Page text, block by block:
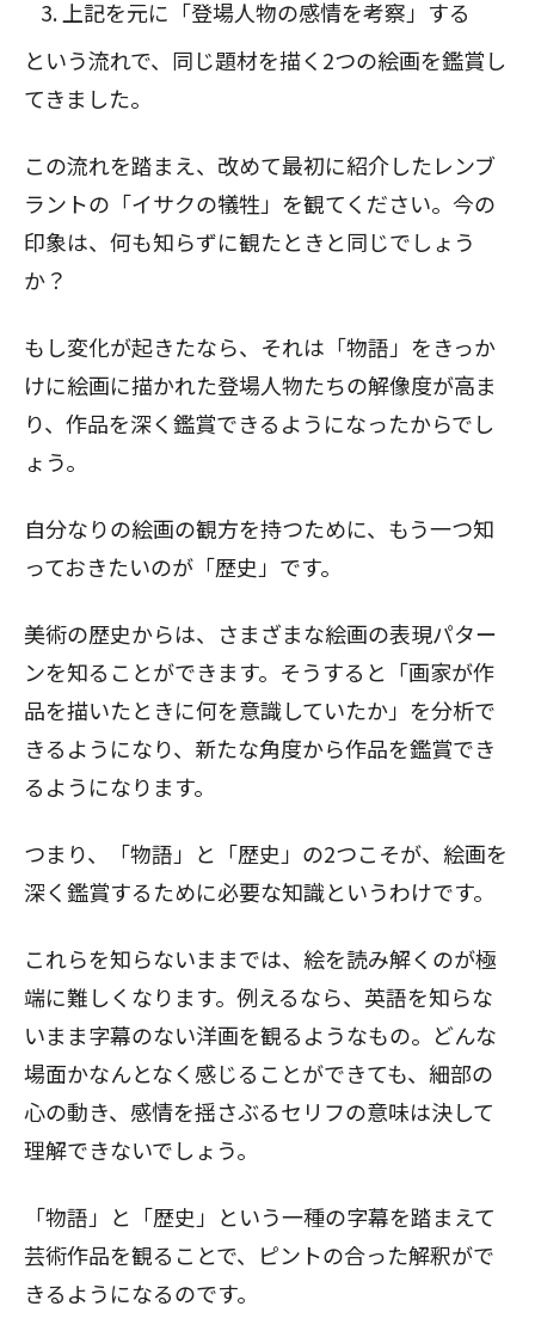
上記を元に「登場人物の感情を考察」する
という流れで、同じ題材を描く2つの絵画を鑑賞し
てきました。
この流れを踏まえ、改めて最初に紹介したレンブ
ラントの「イサクの犠牲」を観てください。今の
印象は、何も知らずに観たときと同じでしょう
か？
もし変化が起きたなら、それは「物語」をきっか
けに絵画に描かれた登場人物たちの解像度が高ま
り、作品を深く鑑賞できるようになったからでし
ょう。
自分なりの絵画の観方を持つために、もう一つ知
っておきたいのが「歴史」です。
美術の歴史からは、さまざまな絵画の表現パター
ンを知ることができます。そうすると「画家が作
品を描いたときに何を意識していたか」を分析で
きるようになり、新たな角度から作品を鑑賞でき
るようになります。
つまり、「物語」と「歴史」の2つこそが、絵画を
深く鑑賞するために必要な知識というわけです。
これらを知らないままでは、絵を読み解くのが極
端に難しくなります。例えるなら、英語を知らな
いまま字幕のない洋画を観るようなもの。どんな
場面かなんとなく感じることができても、細部の
心の動き、感情を揺さぶるセリフの意味は決して
理解できないでしょう。
「物語」と「歴史」という一種の字幕を踏まえて
芸術作品を観ることで、ピントの合った解釈がで
きるようになるのです。